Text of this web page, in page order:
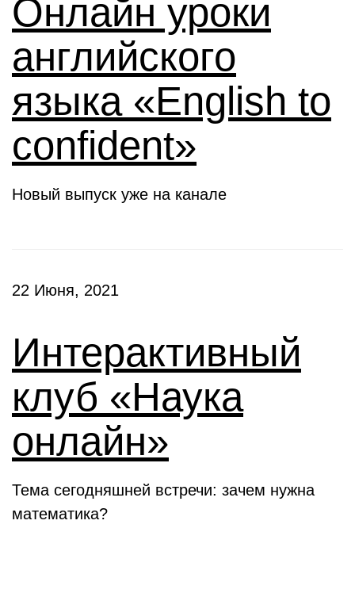
Онлайн уроки
английского
языка «English to
confident»
Новый выпуск уже на канале
22 Июня, 2021
Интерактивный
клуб «Наука
онлайн»
Тема сегодняшней встречи: зачем нужна
математика?